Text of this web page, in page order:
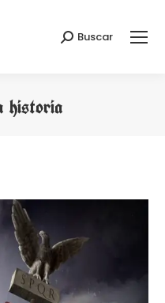
Search:
Buscar
historia